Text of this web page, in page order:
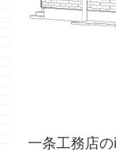
一条工務店